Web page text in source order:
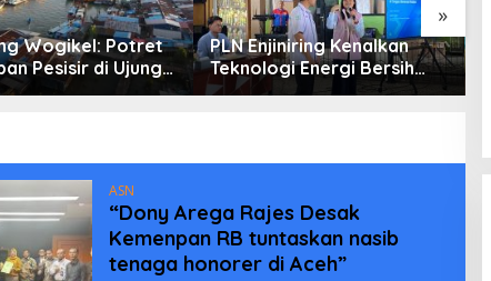
»
Wogikel: Potret
Pesisir di Ujung
yang
PLN Enjiniring Kenalkan
Teknologi Energi Bersih
kepada Pelajar Jakarta
ASN
“Dony Arega Rajes Desak
Kemenpan RB tuntaskan nasib
tenaga honorer di Aceh”